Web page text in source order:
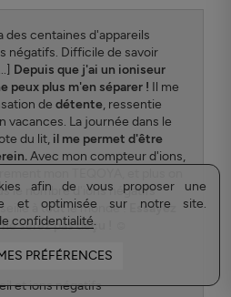
afin de vous proposer une
et optimisée sur notre site.
confidentialité.
PRÉFÉRENCES
des centaines d'appareils
négatifs. Difficile de savoir
Depuis que j'ai un ioniseur
peux plus m'en séparer ! Il me
de détente, ressentie
vacances. La journée dans le
du lit, il me permet d'être
Avec mon compteur d'ions,
le nombre d'ions négatifs
à tout le monde ! Essayez
serez pas déçu ! ☺
France
et ions négatifs